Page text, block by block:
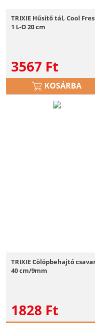
TRIXIE Hűsítő tál, Cool
1 L-O 20 cm
3567 Ft
KOSÁRBA
TRIXIE Cölöpbehajtó
40 cm/9mm
1828 Ft